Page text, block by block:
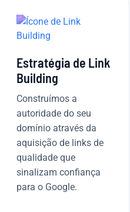
Estratégia de Link
Building
Construímos a
autoridade do seu
domínio através da
aquisição de links de
qualidade que
sinalizam confiança
para o Google.